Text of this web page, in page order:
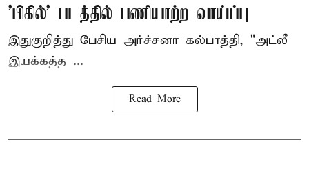
'பிகில்' படத்தில் பணியாற்ற வாய்ப்பு
இதுகுறித்து பேசிய அர்ச்சனா கல்பாத்தி, "அட்லீ
இயக்கத்த ...
Read More